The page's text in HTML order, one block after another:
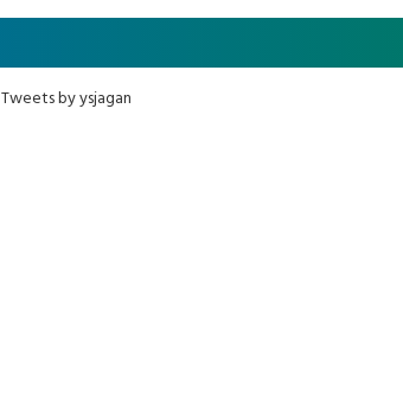
Tweets by ysjagan